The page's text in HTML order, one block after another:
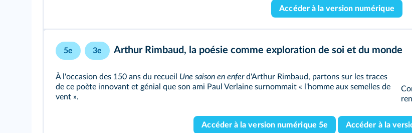
Accéder à la version numérique
5e 3e Arthur Rimbaud, la poésie comme exploration de soi et du monde
À l'occasion des 150 ans du recueil Une saison en enferd'Arthur Rimbaud, partons sur les traces
de ce poète innovant et génial que son ami Paul Verlaine surnommait « l'homme aux semelles de
vent ».
Accéder à la version numérique 5e Accéder à la